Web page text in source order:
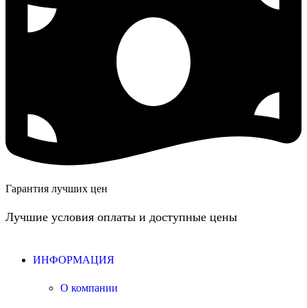
Гарантия лучших цен
Лучшие условия оплаты и доступные цены
ИНФОРМАЦИЯ
О компании